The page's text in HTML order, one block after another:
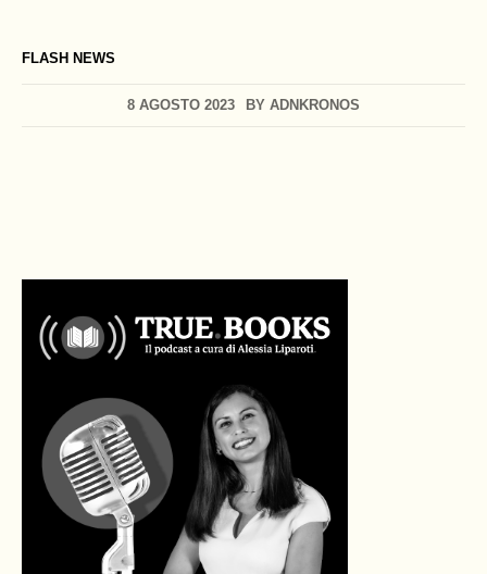
FLASH NEWS
8 AGOSTO 2023 BY ADNKRONOS